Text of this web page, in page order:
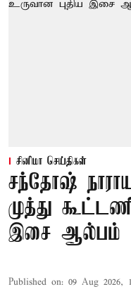
சினிமா செய்திகள்
சந்தோஷ்
முத்து
இசை ஆல்பம்
Published on: 09 Aug 2026,